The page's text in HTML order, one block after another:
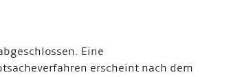
Eine
erscheint nach dem